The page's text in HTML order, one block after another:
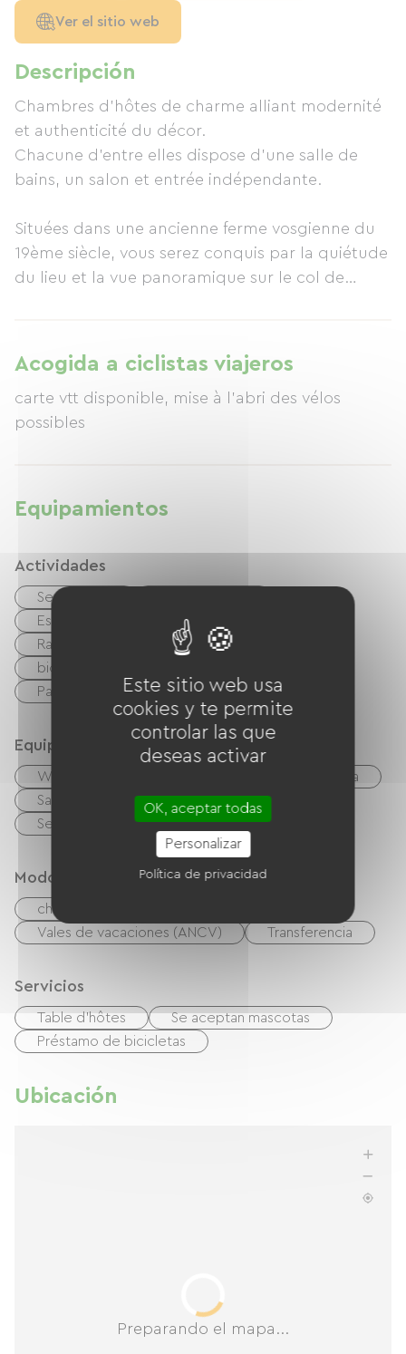
Descripción
Chambres d'hôtes de charme alliant modernité
et authenticité du décor.
Chacune d'entre elles dispose d'une salle de
bains, un salon et entrée indépendante.
Situées dans une ancienne ferme vosgienne du
19ème siècle, vous serez conquis par la quiétude
du lieu et la vue panoramique sur le col de
avec des produits locaux ou issus de notre
production. Le petit déjeuner vous sera servi
dans notre salle à manger face à notre
majestueuse cheminée de granit.
repos.
Acogida a ciclistas viajeros
carte vtt disponible, mise à l'abri des vélos
possibles
Equipamientos
Actividades
Senderismo
Esquí nórdico / esquí de fondo
Raquetas de nieve
luge
bicicleta de montaña
Parapente
Equipos
Wifi gratuito
Barbacoa
Salón de jardín
Equipo para bebés
Secador de pelo
Modos de paiement
cheques
Vales de vacaciones (ANCV)
Transferencia
Servicios
Table d'hôtes
Se aceptan mascotas
Préstamo de bicicletas
Ubicación
Preparando el mapa...
Ver el sitio web
Este sitio web usa
cookies y te permite
controlar las que
deseas activar
OK, aceptar todas
Personalizar
Política de privacidad